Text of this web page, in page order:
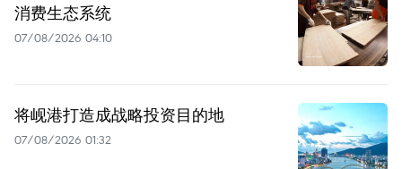
消费生态系统
07/08/2026 04:10
将岘港打造成战略投资目的地
07/08/2026 01:32